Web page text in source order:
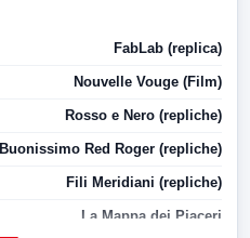
FabLab (replica)
Nouvelle Vouge (Film)
Rosso e Nero (repliche)
Buonissimo Red Roger (repliche)
Fili Meridiani (repliche)
La Mappa dei Piaceri